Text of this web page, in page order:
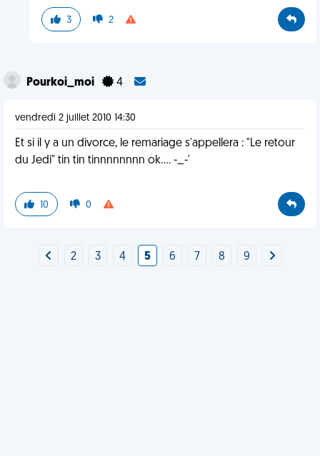
3 2
Pourkoi_moi 4
vendredi 2 juillet 2010 14:30
Et si il y a un divorce, le remariage s'appellera : "Le retour
du Jedi" tin tin tinnnnnnnn ok.... -_-'
10 0
2 3 4 5 6 7 8 9